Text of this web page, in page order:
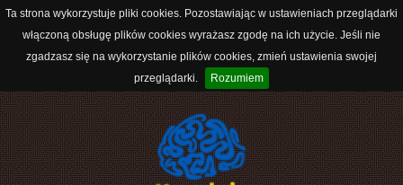
Ta strona wykorzystuje pliki cookies. Pozostawiając w ustawieniach przeglądarki
włączoną obsługę plików cookies wyrażasz zgodę na ich użycie. Jeśli nie
zgadzasz się na wykorzystanie plików cookies, zmień ustawienia swojej
przeglądarki.
Rozumiem